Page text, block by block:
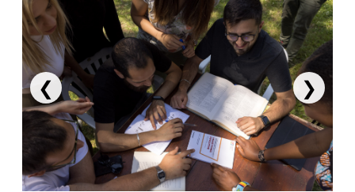
❮ ❯